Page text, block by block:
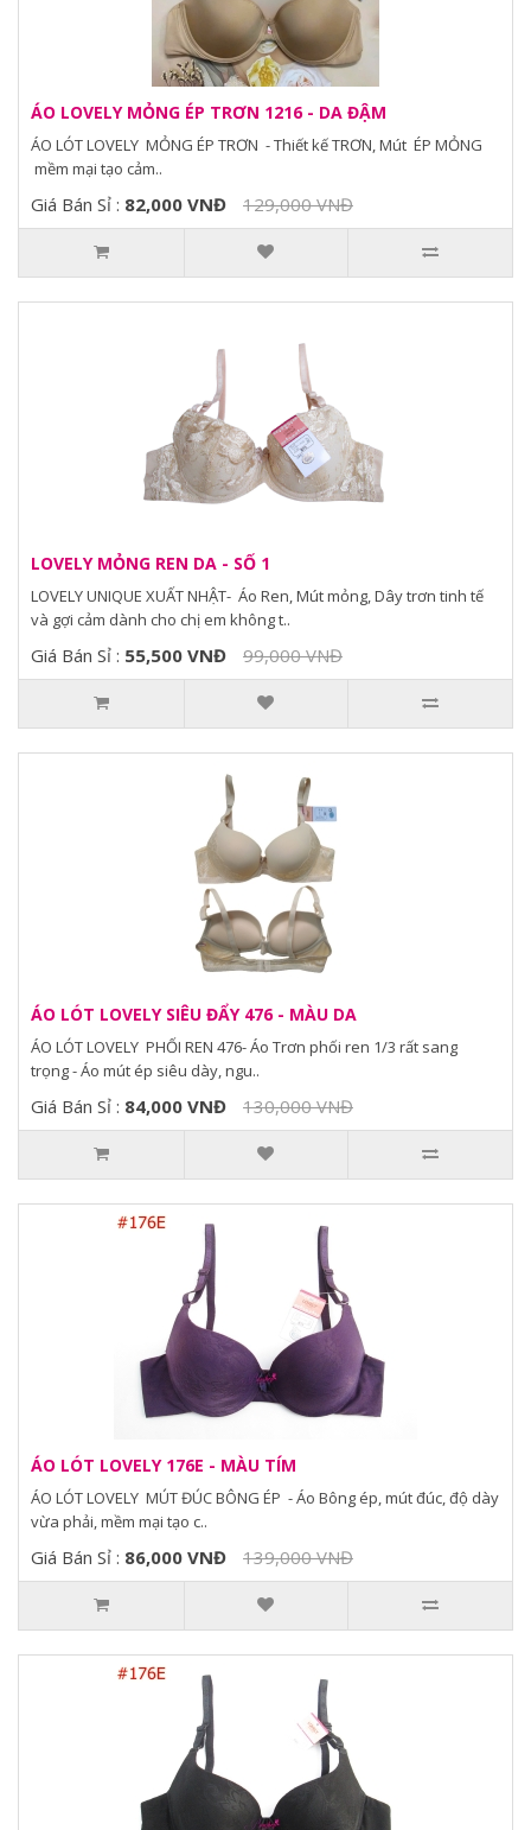
ÁO LOVELY MỎNG ÉP TRƠN 1216 - DA ĐẬM
ÁO LÓT LOVELY MỎNG ÉP TRƠN - Thiết kế TRƠN, Mút ÉP MỎNG
mềm mại tạo cảm..
Giá Bán Sỉ : 82,000 VNĐ 129,000 VNĐ
LOVELY MỎNG REN DA - SỐ 1
LOVELY UNIQUE XUẤT NHẬT- Áo Ren, Mút mỏng, Dây trơn tinh tế
và gợi cảm dành cho chị em không t..
Giá Bán Sỉ : 55,500 VNĐ 99,000 VNĐ
ÁO LÓT LOVELY SIÊU ĐẨY 476 - MÀU DA
ÁO LÓT LOVELY PHỐI REN 476- Áo Trơn phối ren 1/3 rất sang
trọng - Áo mút ép siêu dày, ngu..
Giá Bán Sỉ : 84,000 VNĐ 130,000 VNĐ
ÁO LÓT LOVELY 176E - MÀU TÍM
ÁO LÓT LOVELY MÚT ĐÚC BÔNG ÉP - Áo Bông ép, mút đúc, độ dày
vừa phải, mềm mại tạo c..
Giá Bán Sỉ : 86,000 VNĐ 139,000 VNĐ